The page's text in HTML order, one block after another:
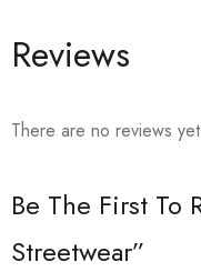
Reviews
There are no reviews
Be The First To
Streetwear”